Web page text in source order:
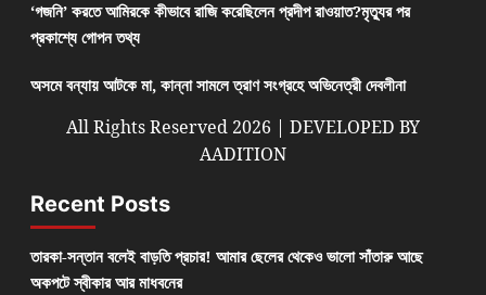
‘গজনি’ করতে আমিরকে কীভাবে রাজি করেছিলেন প্রদীপ রাওয়াত?মৃত্যুর পর
প্রকাশ্যে গোপন তথ্য
অসমে বন্যায় আটকে মা, কান্না সামলে ত্রাণ সংগ্রহে অভিনেত্রী দেবলীনা
All Rights Reserved 2026 | DEVELOPED BY
AADITION
Recent Posts
তারকা-সন্তান বলেই বাড়তি প্রচার! আমার ছেলের থেকেও ভালো সাঁতারু আছে
অকপটে স্বীকার আর মাধবনের